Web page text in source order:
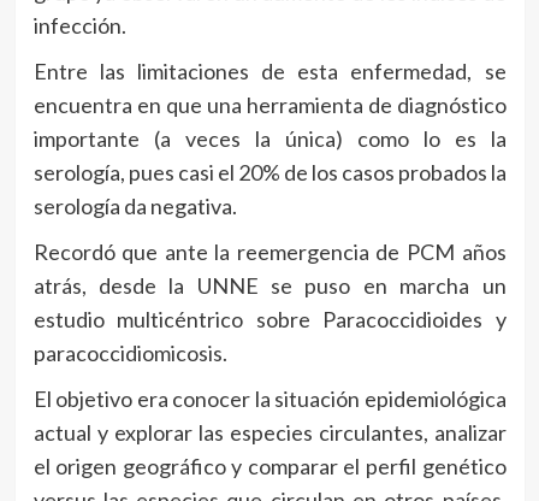
infección.
Entre las limitaciones de esta enfermedad, se
encuentra en que una herramienta de diagnóstico
importante (a veces la única) como lo es la
serología, pues casi el 20% de los casos probados la
serología da negativa.
Recordó que ante la reemergencia de PCM años
atrás, desde la UNNE se puso en marcha un
estudio multicéntrico sobre Paracoccidioides y
paracoccidiomicosis.
El objetivo era conocer la situación epidemiológica
actual y explorar las especies circulantes, analizar
el origen geográfico y comparar el perfil genético